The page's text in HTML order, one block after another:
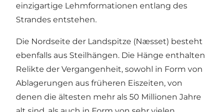
einzigartige Lehmformationen entlang des
Strandes entstehen.
Die Nordseite der Landspitze (Næsset) besteht
ebenfalls aus Steilhängen. Die Hänge enthalten
Relikte der Vergangenheit, sowohl in Form von
Ablagerungen aus früheren Eiszeiten, von
denen die ältesten mehr als 50 Millionen Jahre